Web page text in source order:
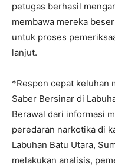
petugas berhasil
membawa mereka
untuk proses
lanjut.
*Respon cepat keluhan
Saber Bersinar di
Berawal dari informasi
peredaran narkotika di
Labuhan Batu Utara,
melakukan analisis,